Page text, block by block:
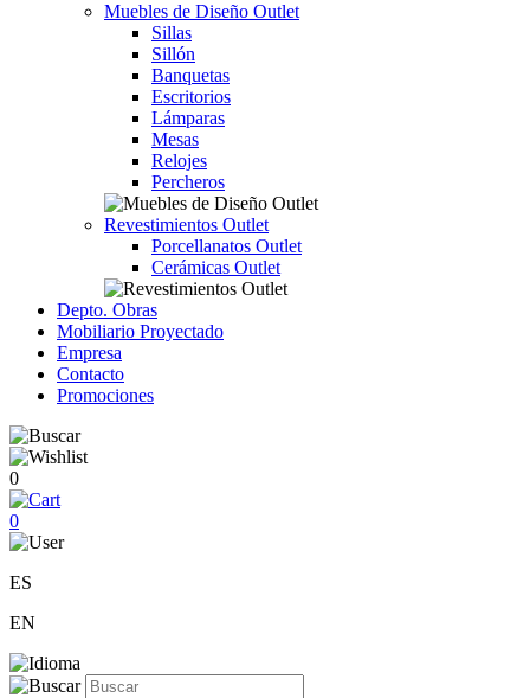
Muebles de Diseño Outlet
Sillas
Sillón
Banquetas
Escritorios
Lámparas
Mesas
Relojes
Percheros
Revestimientos Outlet
Porcellanatos Outlet
Cerámicas Outlet
Depto. Obras
Mobiliario Proyectado
Empresa
Contacto
Promociones
0
0
ES
EN